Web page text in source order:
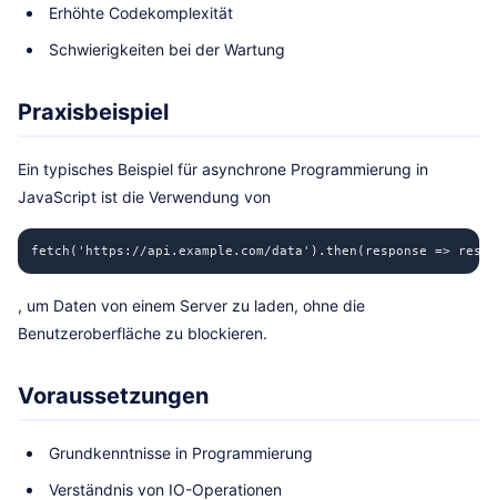
Erhöhte Codekomplexität
Schwierigkeiten bei der Wartung
Praxisbeispiel
Ein typisches Beispiel für asynchrone Programmierung in
JavaScript ist die Verwendung von
fetch('https://api.example.com/data').then(response =>
, um Daten von einem Server zu laden, ohne die
Benutzeroberfläche zu blockieren.
Voraussetzungen
Grundkenntnisse in Programmierung
Verständnis von IO-Operationen